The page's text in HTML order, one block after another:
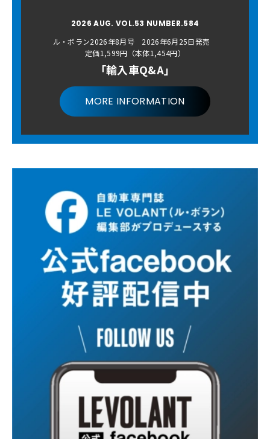
2026 AUG. VOL.53 NUMBER.584
ル・ボラン2026年8月号 2026年6月25日発売
定価1,599円（本体1,454円）
「輸入車Q&A」
MORE INFORMATION